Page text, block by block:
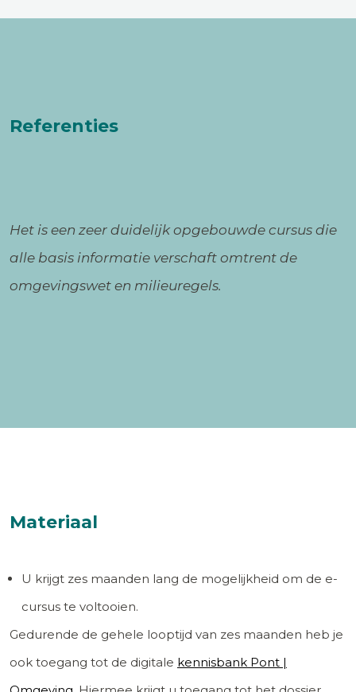
Referenties
Het is een zeer duidelijk opgebouwde cursus die
alle basis informatie verschaft omtrent de
omgevingswet en milieuregels.
Materiaal
U krijgt zes maanden lang de mogelijkheid om de e-
cursus te voltooien.
Gedurende de gehele looptijd van zes maanden heb je
ook toegang tot de digitale kennisbank Pont |